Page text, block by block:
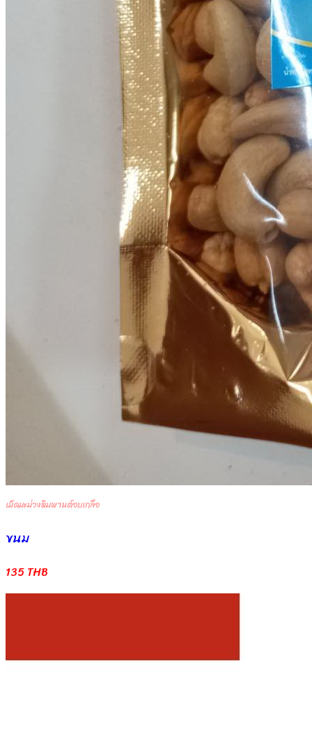
เม็ดมะม่วงหิมพานต์อบเกลือ
ขนม
135 THB